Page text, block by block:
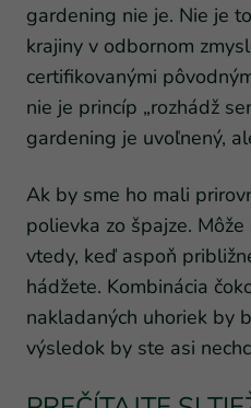
gardening nie je. Nie je
krajiny v odbornom
certifikovanými
nie je princíp „rozhádž
gardening je uvoľnený,
Ak by sme ho mali
polievka zo špajze.
vtedy, keď aspoň
hádžete. Kombinácia
nakladaných uhoriek by
výsledok by ste asi